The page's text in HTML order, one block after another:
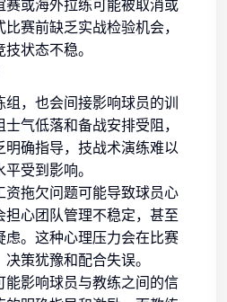
赛或海外拉练可能被取消或
赛前缺乏实战检验机会，
状态不稳。
，也会间接影响球员的训
气低落和备战安排受阻，
明确指导，技战术演练难以
受到影响。
资拖欠问题可能导致球员心
心团队管理不稳定，甚至
虑。这种心理压力会在比赛
策犹豫和配合失误。
能影响球员与教练之间的信